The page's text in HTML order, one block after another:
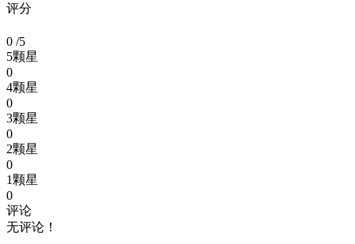
评分
0 /5
5颗星
0
4颗星
0
3颗星
0
2颗星
0
1颗星
0
评论
无评论！